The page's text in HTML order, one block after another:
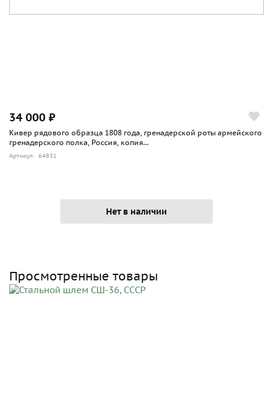
34 000 ₽
Кивер рядового образца 1808 года, гренадерской роты армейского
гренадерского полка, Россия, копия...
Артикул: 64831
Нет в наличии
Просмотренные товары